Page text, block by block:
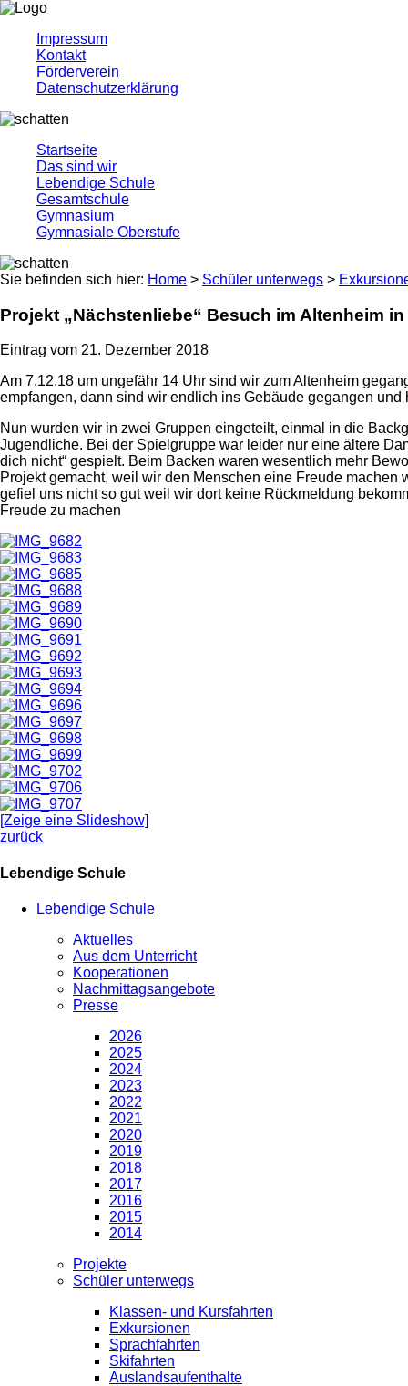
Impressum
Kontakt
Förderverein
Datenschutzerklärung
Startseite
Das sind wir
Lebendige Schule
Gesamtschule
Gymnasium
Gymnasiale Oberstufe
Sie befinden sich hier: Home > Schüler unterwegs >
Projekt „Nächstenliebe“ Besuch im Altenheim in
Eintrag vom 21. Dezember 2018
Am 7.12.18 um ungefähr 14 Uhr sind wir zum Altenheim
empfangen, dann sind wir endlich ins Gebäude gegangen
Nun wurden wir in zwei Gruppen eingeteilt, einmal in die
Jugendliche. Bei der Spielgruppe war leider nur eine ältere
dich nicht“ gespielt. Beim Backen waren wesentlich mehr
Projekt gemacht, weil wir den Menschen eine Freude machen
gefiel uns nicht so gut weil wir dort keine Rückmeldung
Freude zu machen
[Zeige eine Slideshow]
zurück
Lebendige Schule
Lebendige Schule
Aktuelles
Aus dem Unterricht
Kooperationen
Nachmittagsangebote
Presse
2026
2025
2024
2023
2022
2021
2020
2019
2018
2017
2016
2015
2014
Projekte
Schüler unterwegs
Klassen- und Kursfahrten
Exkursionen
Sprachfahrten
Skifahrten
Auslandsaufenthalte